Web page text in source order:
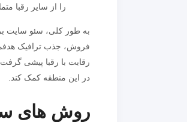
را از سایر رقبا
به طور کلی، سئو سایت
فروش، جذب ترافیک
رقابت با رقبا پیشی
در این منطقه کمک کند.
روش های